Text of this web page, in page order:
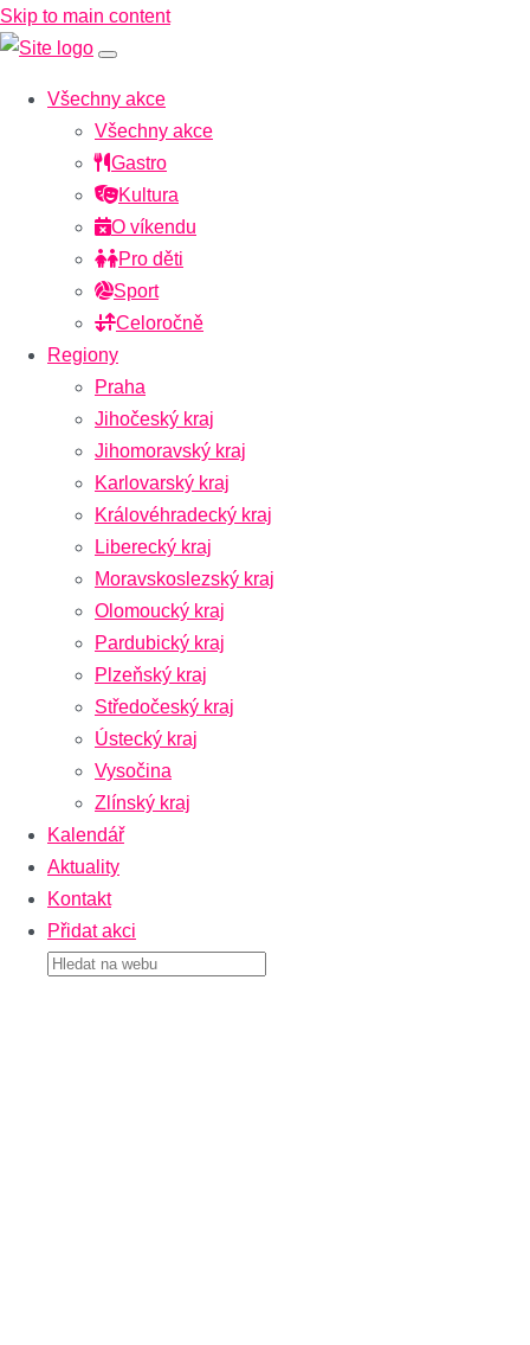
Skip to main content
Všechny akce
Všechny akce
Gastro
Kultura
O víkendu
Pro děti
Sport
Celoročně
Regiony
Praha
Jihočeský kraj
Jihomoravský kraj
Karlovarský kraj
Královéhradecký kraj
Liberecký kraj
Moravskoslezský kraj
Olomoucký kraj
Pardubický kraj
Plzeňský kraj
Středočeský kraj
Ústecký kraj
Vysočina
Zlínský kraj
Kalendář
Aktuality
Kontakt
Přidat akci